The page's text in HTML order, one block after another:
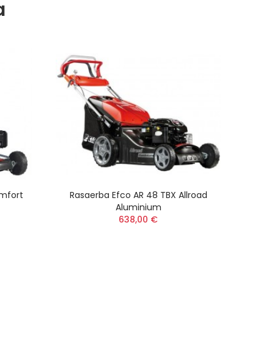
Rasaerba Efco AR 48 TBX Allroad
Aluminium
638,00 €